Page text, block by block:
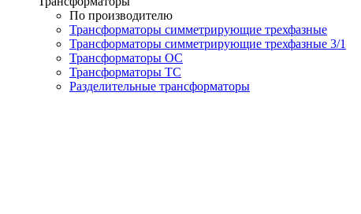
По производителю
Трансформаторы симметрирующие трехфазные
Трансформаторы симметрирующие трехфазные 3/1
Трансформаторы ОС
Трансформаторы ТС
Разделительные трансформаторы